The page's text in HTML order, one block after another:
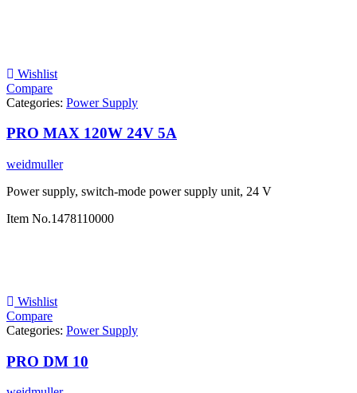
Wishlist
Compare
Categories: Power Supply
PRO MAX 120W 24V 5A
weidmuller
Power supply, switch-mode power supply unit, 24 V
Item No.1478110000
Wishlist
Compare
Categories: Power Supply
PRO DM 10